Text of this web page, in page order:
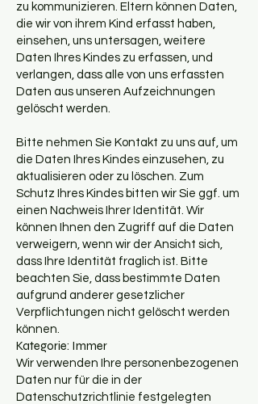
zu kommunizieren. Eltern können Daten,
die wir von ihrem Kind erfasst haben,
einsehen, uns untersagen, weitere
Daten Ihres Kindes zu erfassen, und
verlangen, dass alle von uns erfassten
Daten aus unseren Aufzeichnungen
gelöscht werden.
Bitte nehmen Sie Kontakt zu uns auf, um
die Daten Ihres Kindes einzusehen, zu
aktualisieren oder zu löschen. Zum
Schutz Ihres Kindes bitten wir Sie ggf. um
einen Nachweis Ihrer Identität. Wir
können Ihnen den Zugriff auf die Daten
verweigern, wenn wir der Ansicht sich,
dass Ihre Identität fraglich ist. Bitte
beachten Sie, dass bestimmte Daten
aufgrund anderer gesetzlicher
Verpflichtungen nicht gelöscht werden
können.
Kategorie: Immer
Wir verwenden Ihre personenbezogenen
Daten nur für die in der
Datenschutzrichtlinie festgelegten